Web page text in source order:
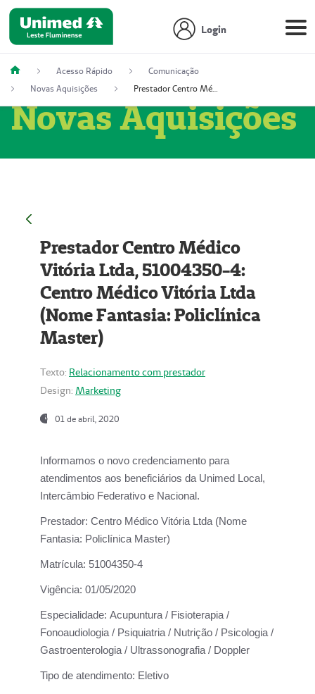
Login
Acesso Rápido
Comunicação
Novas Aquisições
Prestador Centro Médico Vitória Ltda, 51004350-4: Centro Médico Vitória Ltda (Nome Fantasia: Policlínica Master)
Novas Aquisições
Prestador Centro Médico
Vitória Ltda, 51004350-4:
Centro Médico Vitória Ltda
(Nome Fantasia: Policlínica
Master)
Texto: Relacionamento com prestador
Design: Marketing
01 de abril, 2020
Informamos o novo credenciamento para
atendimentos aos beneficiários da Unimed Local,
Intercâmbio Federativo e Nacional.
Prestador: Centro Médico Vitória Ltda (Nome
Fantasia: Policlínica Master)
Matrícula: 51004350-4
Vigência: 01/05/2020
Especialidade: Acupuntura / Fisioterapia /
Fonoaudiologia / Psiquiatria / Nutrição / Psicologia /
Gastroenterologia / Ultrassonografia / Doppler
Tipo de atendimento: Eletivo